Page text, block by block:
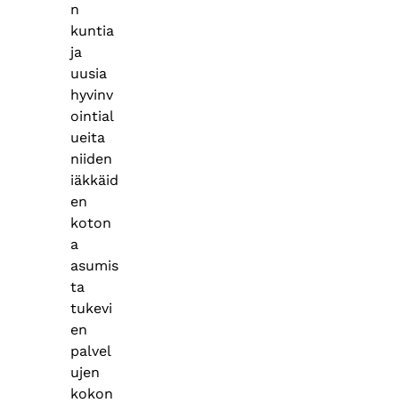
n
kuntia
ja
uusia
hyvinv
ointial
ueita
niiden
iäkkäid
en
koton
a
asumis
ta
tukevi
en
palvel
ujen
kokon